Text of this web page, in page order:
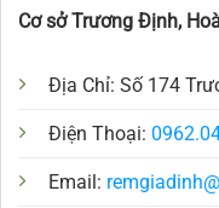
Cơ sở Trương Định,
Địa Chỉ: Số 174
Điện Thoại:
Email: